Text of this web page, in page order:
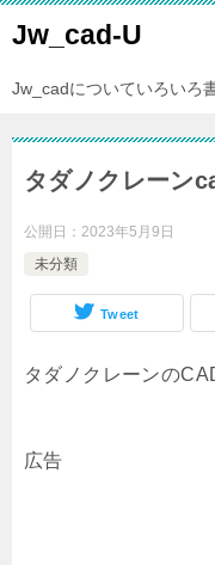
Jw_cad-U
Jw_cadについていろいろ
タダノクレーン
公開日： 2023年5月9日
未分類
Tweet
タダノクレーンの
広告